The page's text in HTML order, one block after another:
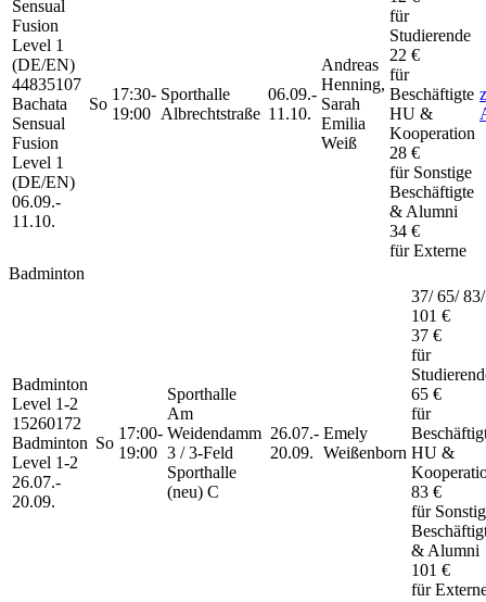
Sensual
Fusion
Level 1
(DE/EN)
44835107
Bachata
Sensual
Fusion
Level 1
(DE/EN)
06.09.-
11.10.
So
17:30-
19:00
Sporthalle
Albrechtstraße
06.09.-
11.10.
Andreas
Henning,
Sarah
Emilia
Weiß
für
Studierende
22 €
für
Beschäftigte
HU &
Kooperation
28 €
für Sonstige
Beschäftigte
& Alumni
34 €
für Externe
Badminton
Badminton
Level 1-2
15260172
Badminton
Level 1-2
26.07.-
20.09.
So
17:00-
19:00
Sporthalle
Am
Weidendamm
3 / 3-Feld
Sporthalle
(neu) C
26.07.-
20.09.
Emely
Weißenborn
37/ 65/ 83/
101 €
37 €
für
65 €
für
HU &
83 €
für
& Alumni
101 €
für